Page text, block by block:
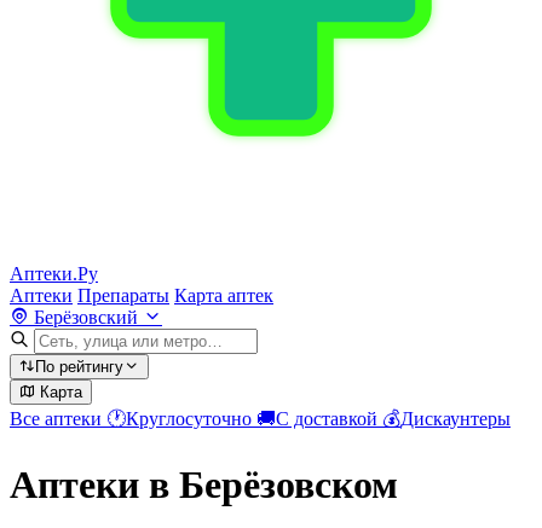
Аптеки.Ру
Аптеки Препараты Карта аптек
Берёзовский
По рейтингу
Карта
Все аптеки 🕐Круглосуточно 🚚С доставкой 💰Дискаунтеры
Аптеки в Берёзовском